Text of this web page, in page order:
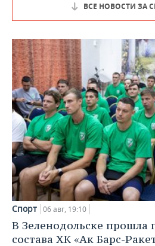
ВСЕ НОВОСТИ ЗА
Спорт 06 авг, 19:10
В Зеленодольске прошла
состава ХК «Ак Барс-